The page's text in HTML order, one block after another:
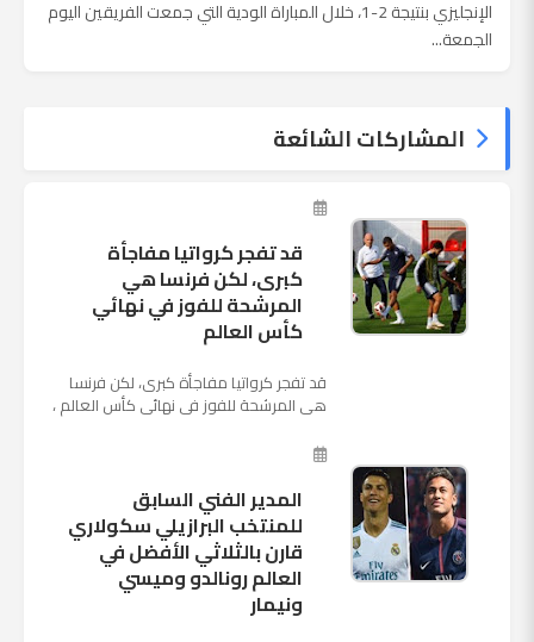
الإنجليزي بنتيجة 2-1، خلال المباراة الودية التي جمعت الفريقين اليوم
الجمعة...
المشاركات الشائعة
قد تفجر كرواتيا مفاجأة
كبرى، لكن فرنسا هي
المرشحة للفوز في نهائي
كأس العالم
قد تفجر كرواتيا مفاجأة كبرى، لكن فرنسا
هي المرشحة للفوز في نهائي كأس العالم ،
الروسية في يوم شديد الح...
المدير الفني السابق
للمنتخب البرازيلي سكولاري
قارن بالثلاثي الأفضل في
العالم رونالدو وميسي
ونيمار